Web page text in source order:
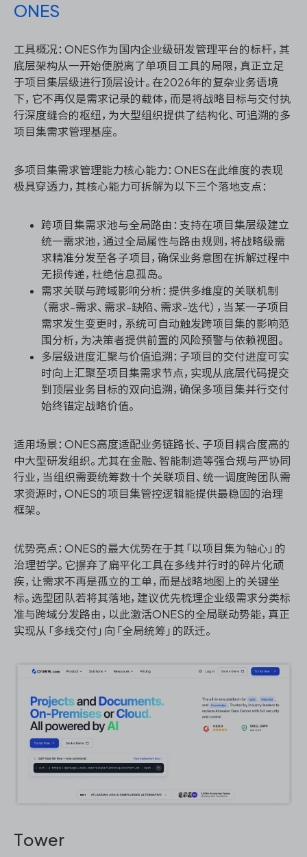
ONES
工具概况：ONES作为国内企业级研发管理平台的标杆，其
底层架构从一开始便脱离了单项目工具的局限，真正立足
于项目集层级进行顶层设计。在2026年的复杂业务语境
下，它不再仅是需求记录的载体，而是将战略目标与交付执
行深度缝合的枢纽，为大型组织提供了结构化、可追溯的多
项目集需求管理基座。
多项目集需求管理能力核心能力：ONES在此维度的表现
极具穿透力，其核心能力可拆解为以下三个落地支点：
跨项目集需求池与全局路由：支持在项目集层级建立
统一需求池，通过全局属性与路由规则，将战略级需
求精准分发至各子项目，确保业务意图在拆解过程中
无损传递，杜绝信息孤岛。
需求关联与跨域影响分析：提供多维度的关联机制
（需求-需求、需求-缺陷、需求-迭代），当某一子项目
需求发生变更时，系统可自动触发跨项目集的影响范
围分析，为决策者提供前置的风险预警与依赖视图。
多层级进度汇聚与价值追溯：子项目的交付进度可实
时向上汇聚至项目集需求节点，实现从底层代码提交
到顶层业务目标的双向追溯，确保多项目集并行交付
始终锚定战略价值。
适用场景：ONES高度适配业务链路长、子项目耦合度高的
中大型研发组织。尤其在金融、智能制造等强合规与严协同
行业，当组织需要统筹数十个关联项目、统一调度跨团队需
求资源时，ONES的项目集管控逻辑能提供最稳固的治理
框架。
优势亮点：ONES的最大优势在于其「以项目集为轴心」的
治理哲学。它摒弃了扁平化工具在多线并行时的碎片化顽
疾，让需求不再是孤立的工单，而是战略地图上的关键坐
标。选型团队若将其落地，建议优先梳理企业级需求分类标
准与跨域分发路由，以此激活ONES的全局联动势能，真正
实现从「多线交付」向「全局统筹」的跃迁。
Tower